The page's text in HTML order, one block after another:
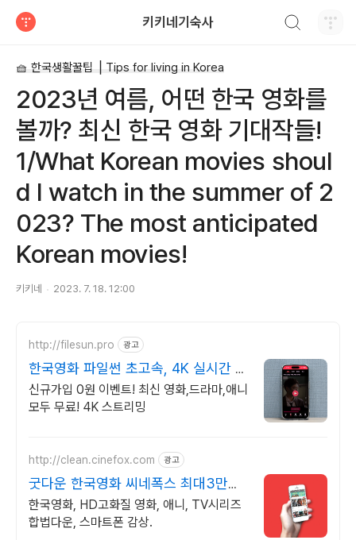
키키네기숙사
🧺 한국생활꿀팁 ⎥ Tips for living in Korea
2023년 여름, 어떤 한국 영화를
볼까? 최신 한국 영화 기대작들!
1/What Korean movies shoul
d I watch in the summer of 2
023? The most anticipated
Korean movies!
키키네 2023. 7. 18. 12:00
http://filesun.pro 광고
한국영화 파일썬 초고속, 4K 실시간 보
기!
신규가입 0원 이벤트! 최신 영화,드라마,애니
모두 무료! 4K 스트리밍
http://clean.cinefox.com 광고
굿다운 한국영화 씨네폭스 최대3만원
+10%추가적립
한국영화, HD고화질 영화, 애니, TV시리즈
합법다운, 스마트폰 감상.